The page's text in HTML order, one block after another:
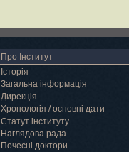
Про Інститут
Історія
Загальна інформація
Дирекція
Хронологія / основні дати
Статут інституту
Наглядова рада
Почесні доктори